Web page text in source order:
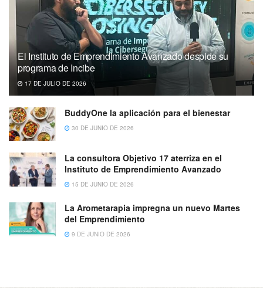
El Instituto de Emprendimiento Avanzado despide su
programa de Incibe
17 DE JULIO DE 2026
BuddyOne la aplicación para el bienestar
30 DE JUNIO DE 2026
La consultora Objetivo 17 aterriza en el
Instituto de Emprendimiento Avanzado
15 DE JUNIO DE 2026
La Arometarapia impregna un nuevo Martes
del Emprendimiento
9 DE JUNIO DE 2026